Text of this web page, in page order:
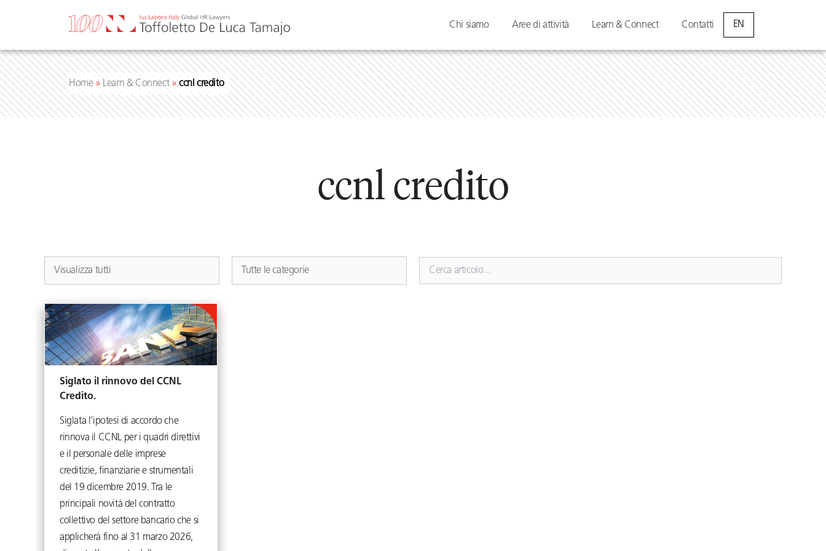
Chi siamo Aree di attività Learn & Connect Contatti EN
Home» Learn & Connect»ccnl credito
ccnl credito
Siglato il rinnovo del CCNL
Credito.
Siglata l’ipotesi di accordo che
rinnova il CCNL per i quadri direttivi
e il personale delle imprese
creditizie, finanziarie e strumentali
del 19 dicembre 2019. Tra le
principali novità del contratto
collettivo del settore bancario che si
applicherà fino al 31 marzo 2026,